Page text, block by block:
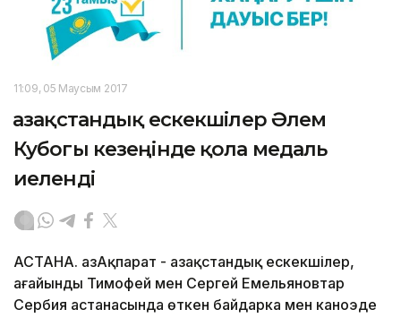
11:09, 05 Маусым 2017
Қазақстандық ескекшілер Әлем
Кубогы кезеңінде қола медаль
иеленді
АСТАНА. ҚазАқпарат - Қазақстандық ескекшілер,
ағайынды Тимофей мен Сергей Емельяновтар
Сербия астанасында өткен байдарка мен каноэде